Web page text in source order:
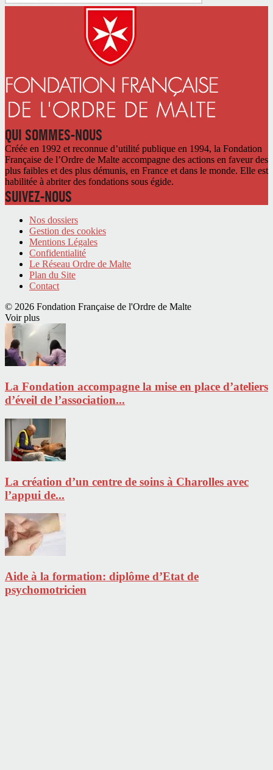
QUI SOMMES-NOUS
Créée en 1992 et reconnue d’utilité publique en 1994, la Fondation
Française de l’Ordre de Malte accompagne des actions en faveur des
plus faibles et des plus démunis, en France et dans le monde. Elle est
habilitée à abriter des fondations sous égide.
SUIVEZ-NOUS
Nos dossiers
Gestion des cookies
Mentions Légales
Confidentialité
Le Réseau Ordre de Malte
Plan du Site
Contact
© 2026 Fondation Française de l'Ordre de Malte
Voir plus
La Fondation accompagne la mise en place d’ateliers
d’éveil de l’association...
La création d’un centre de soins à Charolles avec
l’appui de...
Aide à la formation: diplôme d’Etat de
psychomotricien